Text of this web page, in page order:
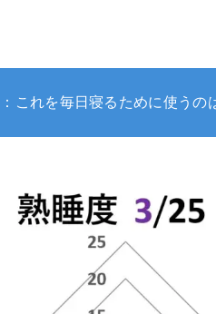
これを毎日寝るために使う